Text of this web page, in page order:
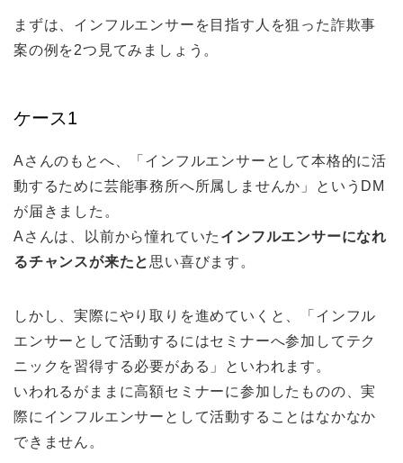
まずは、インフルエンサーを目指す人を狙った詐欺事
案の例を2つ見てみましょう。
ケース1
Aさんのもとへ、「インフルエンサーとして本格的に活
動するために芸能事務所へ所属しませんか」というDM
が届きました。
Aさんは、以前から憧れていた インフルエンサーになれ
るチャンスが来たと 思い喜びます。
しかし、実際にやり取りを進めていくと、「インフル
エンサーとして活動するにはセミナーへ参加してテク
ニックを習得する必要がある」といわれます。
いわれるがままに高額セミナーに参加したものの、実
際にインフルエンサーとして活動することはなかなか
できません。